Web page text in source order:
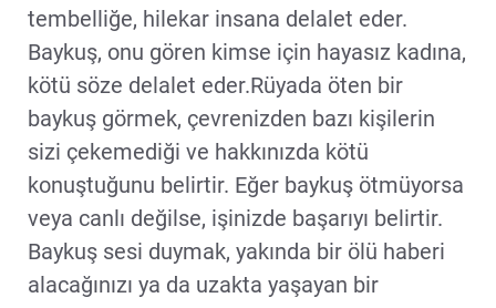
tembelliğe, hilekar insana delalet eder.
Baykuş, onu gören kimse için hayasız kadına,
kötü söze delalet eder.Rüyada öten bir
baykuş görmek, çevrenizden bazı kişilerin
sizi çekemediği ve hakkınızda kötü
konuştuğunu belirtir. Eğer baykuş ötmüyorsa
veya canlı değilse, işinizde başarıyı belirtir.
Baykuş sesi duymak, yakında bir ölü haberi
alacağınızı ya da uzakta yaşayan bir